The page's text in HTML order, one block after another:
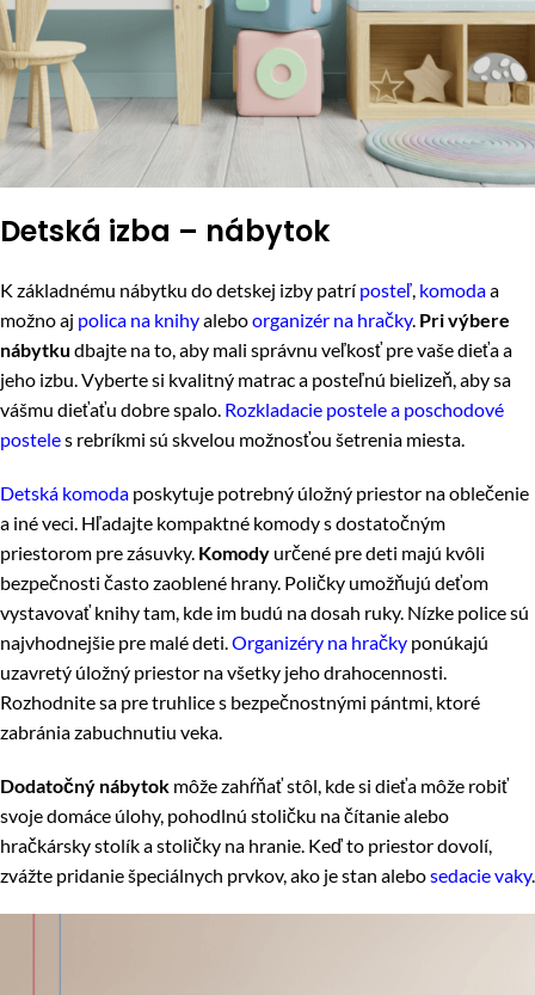
Detská izba – nábytok
K základnému nábytku do detskej izby patrí posteľ komodaa
možno aj polica na knihyaleboorganizér na hračky. Pri výbere
nábytku dbajte na to, aby mali správnu veľkosť pre vaše dieťa a
jeho izbu. Vyberte si kvalitný matrac a posteľnú bielizeň, aby sa
vášmu dieťaťu dobre spalo. Rozkladacie postele a poschodové
posteles rebríkmi sú skvelou možnosťou šetrenia miesta.
Detská komoda poskytuje potrebný úložný priestor na oblečenie
a iné veci. Hľadajte kompaktné komody s dostatočným
priestorom pre zásuvky. Komody určené pre deti majú kvôli
bezpečnosti často zaoblené hrany. Poličky umožňujú deťom
vystavovať knihy tam, kde im budú na dosah ruky. Nízke police sú
najvhodnejšie pre malé deti. Organizéry na hračky ponúkajú
uzavretý úložný priestor na všetky jeho drahocennosti.
Rozhodnite sa pre truhlice s bezpečnostnými pántmi, ktoré
zabránia zabuchnutiu veka.
Dodatočný nábytok môže zahŕňať stôl, kde si dieťa môže robiť
svoje domáce úlohy, pohodlnú stoličku na čítanie alebo
hračkársky stolík a stoličky na hranie. Keď to priestor dovolí,
zvážte pridanie špeciálnych prvkov, ako je stan alebosedacie vaky.